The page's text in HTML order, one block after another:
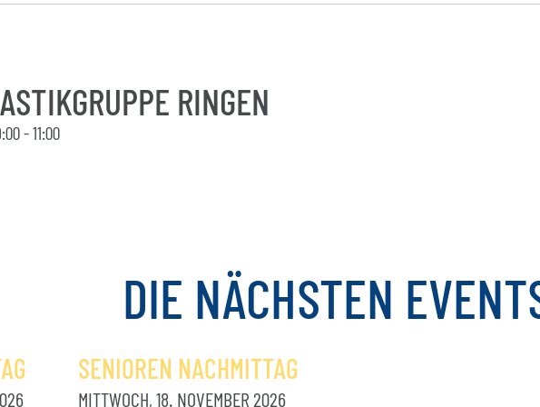
RINGEN
- 11:00
DIE NÄCHSTEN
SENIOREN NACHMITTAG
MITTWOCH, 18. NOVEMBER 2026